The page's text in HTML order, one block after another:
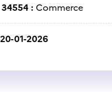
34554 : Commerce
20-01-2026